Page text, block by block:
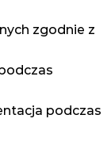
zgodnie z
podczas